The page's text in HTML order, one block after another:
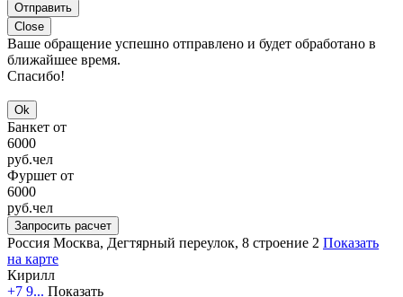
Отправить
Close
Ваше обращение успешно отправлено и будет обработано в
ближайшее время.
Спасибо!
Ok
Банкет от
6000
руб.чел
Фуршет от
6000
руб.чел
Запросить расчет
Россия Москва, Дегтярный переулок, 8 строение 2 Показать
на карте
Кирилл
+7 9... Показать